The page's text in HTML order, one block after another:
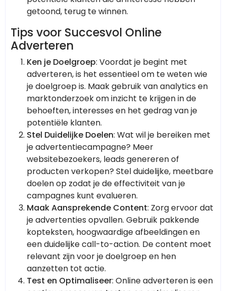
getoond, terug te winnen.
Tips voor Succesvol Online
Adverteren
Ken je Doelgroep: Voordat je begint met
adverteren, is het essentieel om te weten wie
je doelgroep is. Maak gebruik van analytics en
marktonderzoek om inzicht te krijgen in de
behoeften, interesses en het gedrag van je
potentiële klanten.
Stel Duidelijke Doelen: Wat wil je bereiken met
je advertentiecampagne? Meer
websitebezoekers, leads genereren of
producten verkopen? Stel duidelijke, meetbare
doelen op zodat je de effectiviteit van je
campagnes kunt evalueren.
Maak Aansprekende Content: Zorg ervoor dat
je advertenties opvallen. Gebruik pakkende
kopteksten, hoogwaardige afbeeldingen en
een duidelijke call-to-action. De content moet
relevant zijn voor je doelgroep en hen
aanzetten tot actie.
Test en Optimaliseer: Online adverteren is een